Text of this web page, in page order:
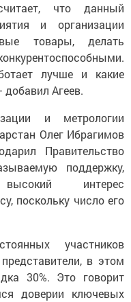
что данный
и организации
товары, делать
лучше и какие
Агеев.
и метрологии
Олег Ибрагимов
Правительство
поддержку,
интерес
поскольку число его
участников
в этом
30%. Это говорит
доверии ключевых